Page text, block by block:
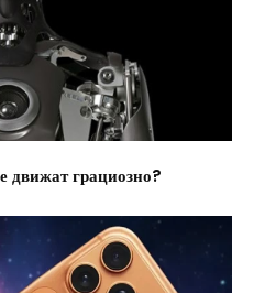
движат грациозно?